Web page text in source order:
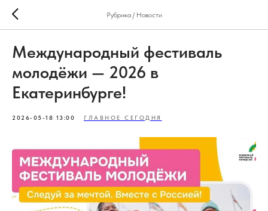
Рубрика / Новости
Международный фестиваль
молодёжи — 2026 в
Екатеринбурге!
2026-05-18 13:00 ГЛАВНОЕ СЕГОДНЯ